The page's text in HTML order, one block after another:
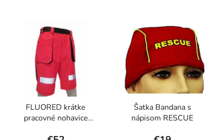
FLUORED krátke
pracovné nohavice
Šatka Bandana s
nápisom RESCUE